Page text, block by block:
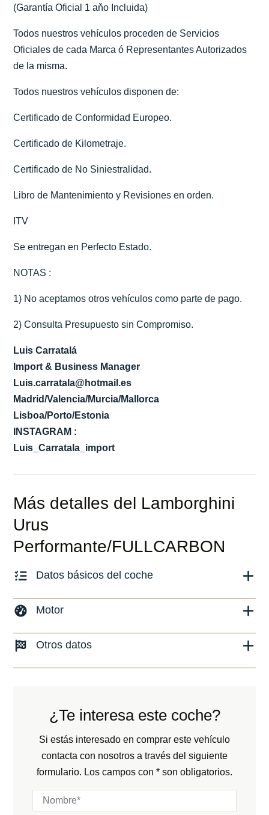
(Garantía Oficial 1 aňo Incluida)
Todos nuestros vehículos proceden de Servicios
Oficiales de cada Marca ó Representantes Autorizados
de la misma.
Todos nuestros vehículos disponen de:
Certificado de Conformidad Europeo.
Certificado de Kilometraje.
Certificado de No Siniestralidad.
Libro de Mantenimiento y Revisiones en orden.
ITV
Se entregan en Perfecto Estado.
NOTAS :
1) No aceptamos otros vehículos como parte de pago.
2) Consulta Presupuesto sin Compromiso.
Luis Carratalá
Import & Business Manager
Luis.carratala@hotmail.es
Madrid/Valencia/Murcia/Mallorca
Lisboa/Porto/Estonia
INSTAGRAM :
Luis_Carratala_import
Más detalles del Lamborghini
Urus
Performante/FULLCARBON
Datos básicos del coche
Marca y modelo:
Fecha de matriculación:
Kilómetros:890KM
Motor
Combustible: Gasolina
Potencia:666 CV
Marchas:
Otros datos
Blanco
Color interior:Negro
Carrocería:N/D
Puertas:
Plazas:
¿Te interesa este coche?
Si estás interesado en comprar este vehículo
contacta con nosotros a través del siguiente
formulario. Los campos con * son obligatorios.